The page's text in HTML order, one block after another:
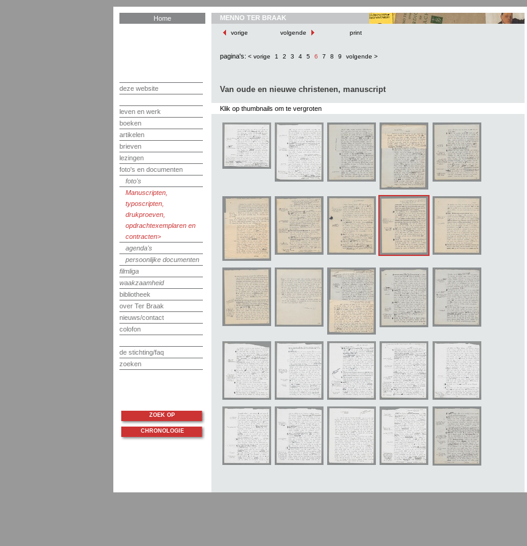
Home
deze website
leven en werk
boeken
artikelen
brieven
lezingen
foto's en documenten
foto's
Manuscripten,
typoscripten,
drukproeven,
opdrachtexemplaren en
contracten
agenda's
persoonlijke documenten
filmliga
waakzaamheid
bibliotheek
over Ter Braak
nieuws/contact
colofon
de stichting/faq
zoeken
MENNO TER BRAAK
vorige volgende print
pagina's: < vorige 1 2 3 4 5 6 7 8 9 volgende >
Van oude en nieuwe christenen, manuscript
Klik op thumbnails om te vergroten
ZOEK OP
CHRONOLOGIE